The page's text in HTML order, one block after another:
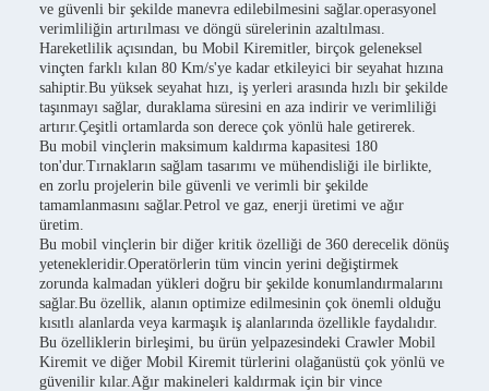
ve güvenli bir şekilde manevra edilebilmesini sağlar.operasyonel
verimliliğin artırılması ve döngü sürelerinin azaltılması.
Hareketlilik açısından, bu Mobil Kiremitler, birçok geleneksel
vinçten farklı kılan 80 Km/s'ye kadar etkileyici bir seyahat hızına
sahiptir.Bu yüksek seyahat hızı, iş yerleri arasında hızlı bir şekilde
taşınmayı sağlar, duraklama süresini en aza indirir ve verimliliği
artırır.Çeşitli ortamlarda son derece çok yönlü hale getirerek.
Bu mobil vinçlerin maksimum kaldırma kapasitesi 180
ton'dur.Tırnakların sağlam tasarımı ve mühendisliği ile birlikte,
en zorlu projelerin bile güvenli ve verimli bir şekilde
tamamlanmasını sağlar.Petrol ve gaz, enerji üretimi ve ağır
üretim.
Bu mobil vinçlerin bir diğer kritik özelliği de 360 derecelik dönüş
yetenekleridir.Operatörlerin tüm vincin yerini değiştirmek
zorunda kalmadan yükleri doğru bir şekilde konumlandırmalarını
sağlar.Bu özellik, alanın optimize edilmesinin çok önemli olduğu
kısıtlı alanlarda veya karmaşık iş alanlarında özellikle faydalıdır.
Bu özelliklerin birleşimi, bu ürün yelpazesindeki Crawler Mobil
Kiremit ve diğer Mobil Kiremit türlerini olağanüstü çok yönlü ve
güvenilir kılar.Ağır makineleri kaldırmak için bir vince